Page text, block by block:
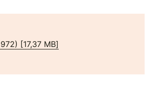
[17,37 MB]